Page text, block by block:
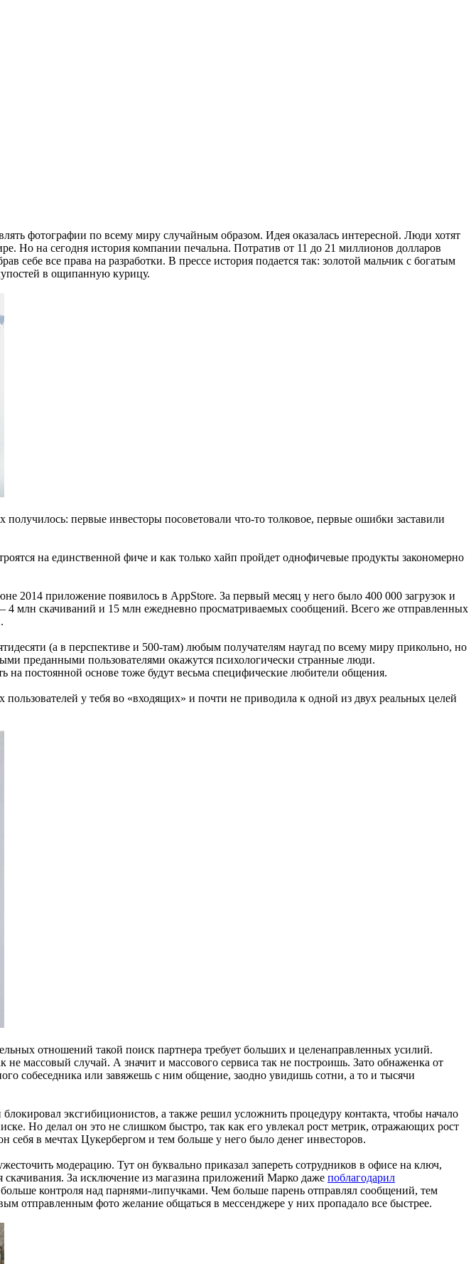
фотографии по всему миру случайным образом. Идея оказалась интересной. Люди хотят
Но на сегодня история компании печальна. Потратив от 11 до 21 миллионов долларов
себе все права на разработки. В прессе история подается так: золотой мальчик с богатым
в ощипанную курицу.
первые инвесторы посоветовали что-то толковое, первые ошибки заставили
на единственной фиче и как только хайп пройдет однофичевые продукты закономерно
2014 приложение появилось в AppStore. За первый месяц у него было 400 000 загрузок и
млн скачиваний и 15 млн ежедневно просматриваемых сообщений. Всего же отправленных
(а в перспективе и 500-там) любым получателям наугад по всему миру прикольно, но
преданными пользователями окажутся психологически странные люди.
на постоянной основе тоже будут весьма специфические любители общения.
у тебя во «входящих» и почти не приводила к одной из двух реальных целей
отношений такой поиск партнера требует больших и целенаправленных усилий.
массовый случай. А значит и массового сервиса так не построишь. Зато обнаженка от
собеседника или завяжешь с ним общение, заодно увидишь сотни, а то и тысячи
эксгибиционистов, а также решил усложнить процедуру контакта, чтобы начало
Но делал он это не слишком быстро, так как его увлекал рост метрик, отражающих рост
в мечтах Цукербергом и тем больше у него было денег инвесторов.
модерацию. Тут он буквально приказал запереть сотрудников в офисе на ключ,
За исключение из магазина приложений Марко даже поблагодарил
контроля над парнями-липучками. Чем больше парень отправлял сообщений, тем
отправленным фото желание общаться в мессенджере у них пропадало все быстрее.